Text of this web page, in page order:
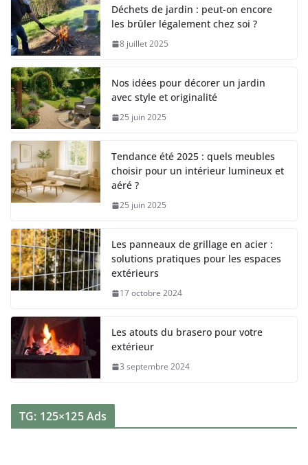
Déchets de jardin : peut-on encore
les brûler légalement chez soi ?
8 juillet 2025
Nos idées pour décorer un jardin
avec style et originalité
25 juin 2025
Tendance été 2025 : quels meubles
choisir pour un intérieur lumineux et
aéré ?
25 juin 2025
Les panneaux de grillage en acier :
solutions pratiques pour les espaces
extérieurs
17 octobre 2024
Les atouts du brasero pour votre
extérieur
3 septembre 2024
TG: 125×125 Ads